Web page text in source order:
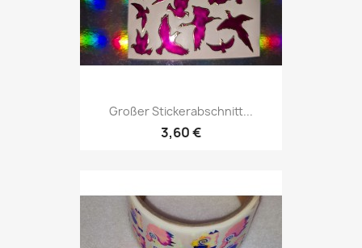
Großer Stickerabschnitt...
3,60 €